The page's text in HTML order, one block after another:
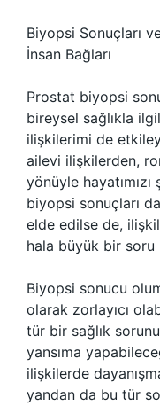
Biyopsi Sonuçları
İnsan Bağları
Prostat biyopsi
bireysel sağlıkla
ilişkilerimi de
ailevi ilişkilerden,
yönüyle
biyopsi sonuçları
elde edilse de,
hala büyük bir soru
Biyopsi sonucu
olarak zorlayıcı
tür bir sağlık
yansıma
ilişkilerde
yandan da bu tür